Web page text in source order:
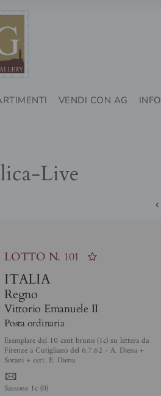
VENDI CON AG INFO
Live
LOTTO N. 101
ITALIA
Regno
Vittorio Emanuele II
Posta ordinaria
Esemplare del 10 cent bruno (1c) su lettera da
Firenze a Cutigliano del 6.7.62 - A. Diena +
Sorani + cert. E. Diena
4
Sassone 1c (0)